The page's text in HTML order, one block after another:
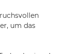
um das